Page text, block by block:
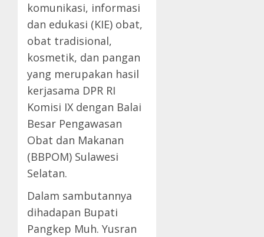
komunikasi, informasi
dan edukasi (KIE) obat,
obat tradisional,
kosmetik, dan pangan
yang merupakan hasil
kerjasama DPR RI
Komisi IX dengan Balai
Besar Pengawasan
Obat dan Makanan
(BBPOM) Sulawesi
Selatan.
Dalam sambutannya
dihadapan Bupati
Pangkep Muh. Yusran